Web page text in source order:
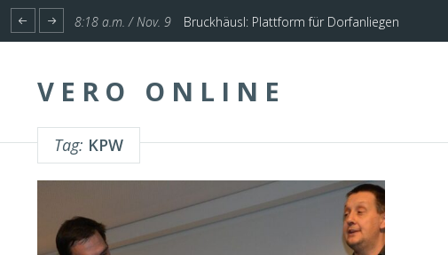
1:17 p.m. / Nov. 4 Start für Planung Hochwasserschutz Unterinntal
VERO ONLINE
Tag: KPW